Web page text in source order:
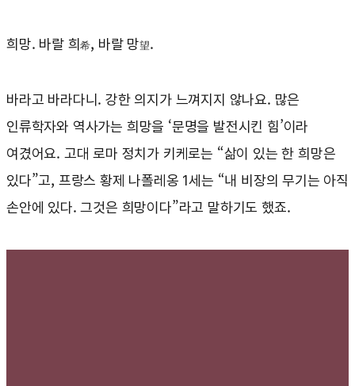
희망. 바랄 희希, 바랄 망望.
바라고 바라다니. 강한 의지가 느껴지지 않나요. 많은
인류학자와 역사가는 희망을 ‘문명을 발전시킨 힘’이라
여겼어요. 고대 로마 정치가 키케로는 “삶이 있는 한 희망은
있다”고, 프랑스 황제 나폴레옹 1세는 “내 비장의 무기는 아직
손안에 있다. 그것은 희망이다”라고 말하기도 했죠.